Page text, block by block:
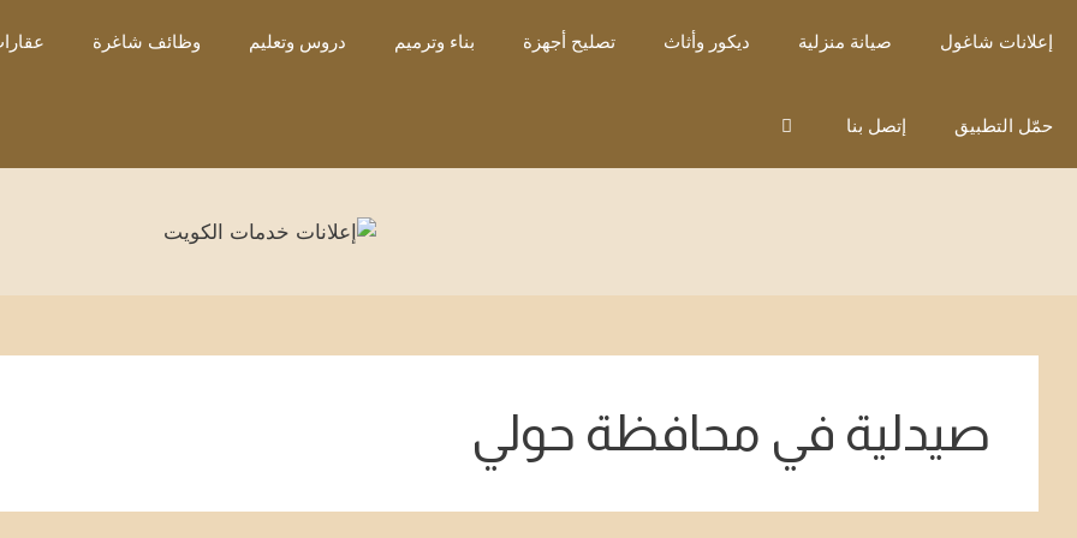
إلىإعلانات شاغول صيانة منزلية ديكور وأثاث تصليح أجهزة بناء وترميم دروس وتعليم وظائف شاغرة
حمّل التطبيق إتصل بنا
صيدلية في محافظة حولي